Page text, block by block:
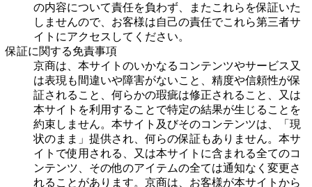
の内容について責任を負わず、またこれらを保証いた
しませんので、お客様は自己の責任でこれら第三者サ
イトにアクセスしてください。
保証に関する免責事項
京商は、本サイトのいかなるコンテンツやサービス又
は表現も間違いや障害がないこと、精度や信頼性が保
証されること、何らかの瑕疵は修正されること、又は
本サイトを利用することで特定の結果が生じることを
約束しません。本サイト及びそのコンテンツは、「現
状のまま」提供され、何らの保証もありません。本サ
イトで使用される、又は本サイトに含まれる全てのコ
ンテンツ、その他のアイテムの全ては通知なく変更さ
れることがあります。京商は、お客様が本サイトから